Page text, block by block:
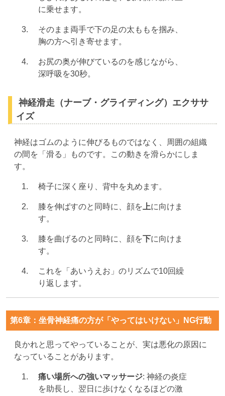
に乗せます。
そのまま両手で下の足の太ももを掴み、
胸の方へ引き寄せます。
お尻の奥が伸びているのを感じながら、
深呼吸を30秒。
神経滑走（ナーブ・グライディング）エクササ
イズ
神経はゴムのように伸びるものではなく、周囲の組織
の間を「滑る」ものです。この動きを滑らかにしま
す。
椅子に深く座り、背中を丸めます。
膝を伸ばすのと同時に、顔を 上に向けま
す。
膝を曲げるのと同時に、顔を下に向けま
す。
これを「あいうえお」のリズムで10回繰
り返します。
第6章：坐骨神経痛の方が「やってはいけない」NG行動
良かれと思ってやっていることが、実は悪化の原因に
なっていることがあります。
痛い場所への強いマッサージ: 神経の炎症
を助長し、翌日に歩けなくなるほどの激